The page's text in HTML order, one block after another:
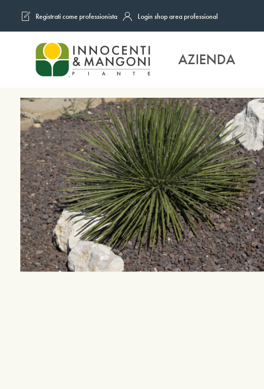
Skip to main content
Registrati come professionista Login shop area professional
AZIENDA